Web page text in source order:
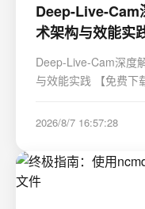
Deep-Live-Cam
术架构与效能实
Deep-Live-Cam深度
与效能实践 【免费
single image 项目地址:
https://gitcode.com/
实时人脸替换技术正…
2026/8/7 16:57:28